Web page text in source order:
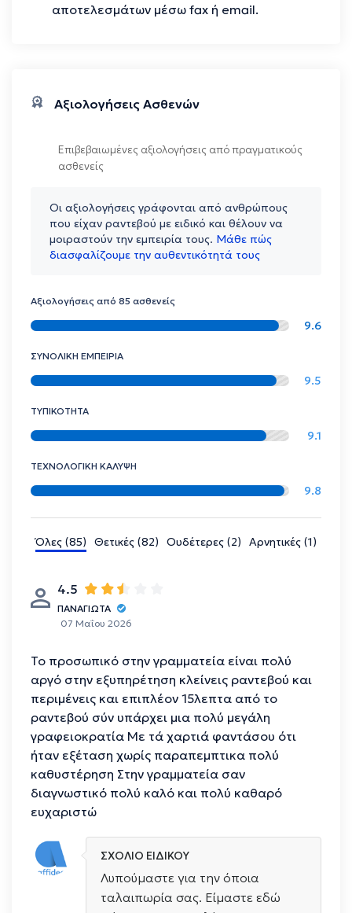
αποτελεσμάτων μέσω fax ή email.
Αξιολογήσεις Ασθενών
Επιβεβαιωμένες αξιολογήσεις από πραγματικούς
ασθενείς
Οι αξιολογήσεις γράφονται από ανθρώπους
που είχαν ραντεβού με ειδικό και θέλουν να
μοιραστούν την εμπειρία τους. Μάθε πώς
διασφαλίζουμε την αυθεντικότητά τους
Αξιολογήσεις από 85 ασθενείς
9.6
ΣΥΝΟΛΙΚΗ ΕΜΠΕΙΡΙΑ
9.5
ΤΥΠΙΚΟΤΗΤΑ
9.1
ΤΕΧΝΟΛΟΓΙΚΗ ΚΑΛΥΨΗ
9.8
Όλες (85) Θετικές (82) Ουδέτερες (2) Αρνητικές (1)
4.5
ΠΑΝΑΓΙΩΤΑ
07 Μαΐου 2026
Το προσωπικό στην γραμματεία είναι πολύ
αργό στην εξυπηρέτηση κλείνεις ραντεβού και
περιμένεις και επιπλέον 15λεπτα από το
ραντεβού σύν υπάρχει μια πολύ μεγάλη
γραφειοκρατία Με τά χαρτιά φαντάσου ότι
ήταν εξέταση χωρίς παραπεμπτικα πολύ
καθυστέρηση Στην γραμματεία σαν
διαγνωστικό πολύ καλό και πολύ καθαρό
ευχαριστώ
ΣΧΟΛΙΟ ΕΙΔΙΚΟΥ
Λυπούμαστε για την όποια
ταλαιπωρία σας. Είμαστε εδώ